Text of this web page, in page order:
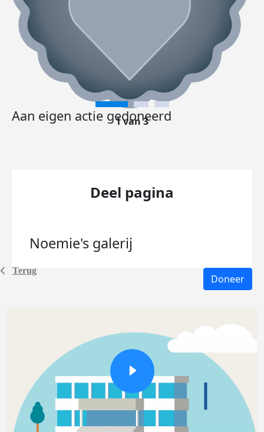
Terug
Aan eigen actie gedoneerd
1 van 3
Deel pagina
Noemie's galerij
Doneer